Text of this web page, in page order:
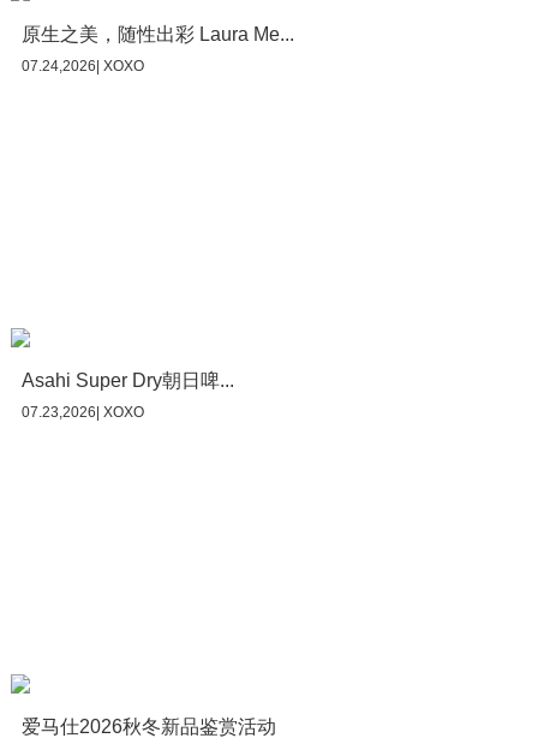
原生之美，随性出彩 Laura Me...
07.24,2026| XOXO
Asahi Super Dry朝日啤...
07.23,2026| XOXO
爱马仕2026秋冬新品鉴赏活动